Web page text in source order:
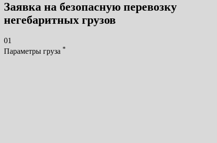
Заявка на безопасную перевозку
негебаритных грузов
01
Параметры груза *